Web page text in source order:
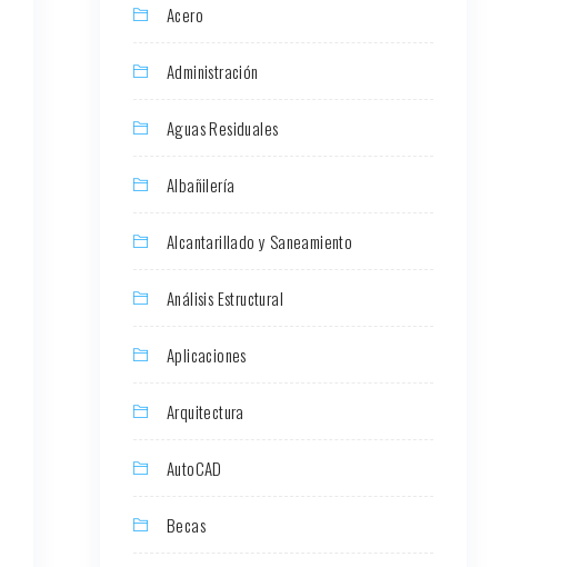
Acero
Administración
Aguas Residuales
Albañilería
Alcantarillado y Saneamiento
Análisis Estructural
Aplicaciones
Arquitectura
AutoCAD
Becas